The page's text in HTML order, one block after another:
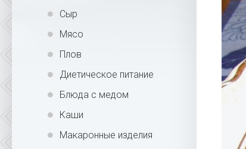
Сыр
Мясо
Плов
Диетическое питание
Блюда с медом
Каши
Макаронные изделия